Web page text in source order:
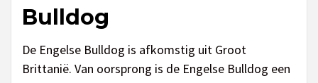
Bulldog
De Engelse Bulldog is afkomstig uit Groot
Brittanië. Van oorsprong is de Engelse Bulldog een